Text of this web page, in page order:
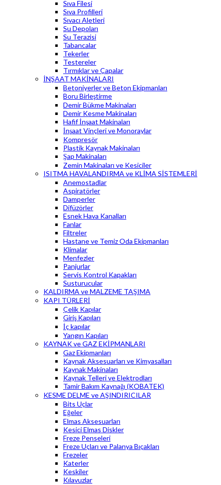
Sıva Filesi
Sıva Profilleri
Sıvacı Aletleri
Su Depoları
Su Terazisi
Tabancalar
Tekerler
Testereler
Tırmıklar ve Çapalar
İNŞAAT MAKİNALARI
Betoniyerler ve Beton Ekipmanları
Boru Birleştirme
Demir Bükme Makinaları
Demir Kesme Makinaları
Hafif İnşaat Makinaları
İnşaat Vinçleri ve Monoraylar
Kompresör
Plastik Kaynak Makinaları
Şap Makinaları
Zemin Makinaları ve Kesiciler
ISITMA HAVALANDIRMA ve KLİMA SİSTEMLERİ
Anemostadlar
Aspiratörler
Damperler
Difüzörler
Esnek Hava Kanalları
Fanlar
Filtreler
Hastane ve Temiz Oda Ekipmanları
Klimalar
Menfezler
Panjurlar
Servis Kontrol Kapakları
Susturucular
KALDIRMA ve MALZEME TAŞIMA
KAPI TÜRLERİ
Çelik Kapılar
Giriş Kapıları
İç kapılar
Yangın Kapıları
KAYNAK ve GAZ EKİPMANLARI
Gaz Ekipmanları
Kaynak Aksesuarları ve Kimyasalları
Kaynak Makinaları
Kaynak Telleri ve Elektrodları
Tamir Bakım Kaynağı (KOBATEK)
KESME DELME ve AŞINDIRICILAR
Bits Uçlar
Eğeler
Elmas Aksesuarları
Kesici Elmas Diskler
Freze Penseleri
Freze Uçları ve Palanya Bıçakları
Frezeler
Katerler
Keskiler
Kılavuzlar